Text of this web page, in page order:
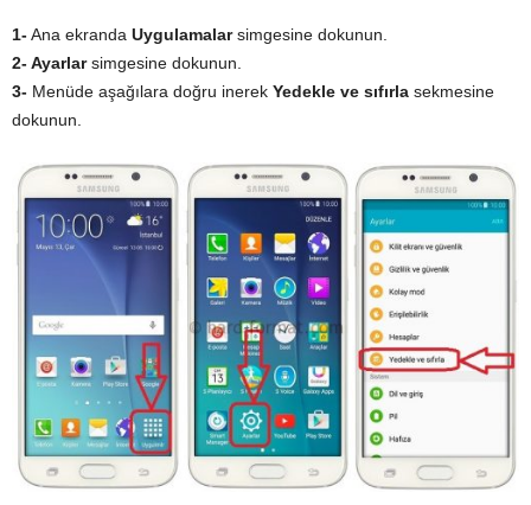
1-Ana ekranda Uygulamalarsimgesine dokunun.
2-Ayarlarsimgesine dokunun.
3- Menüde aşağılara doğru inerek Yedekle ve sıfırla sekmesine
dokunun.